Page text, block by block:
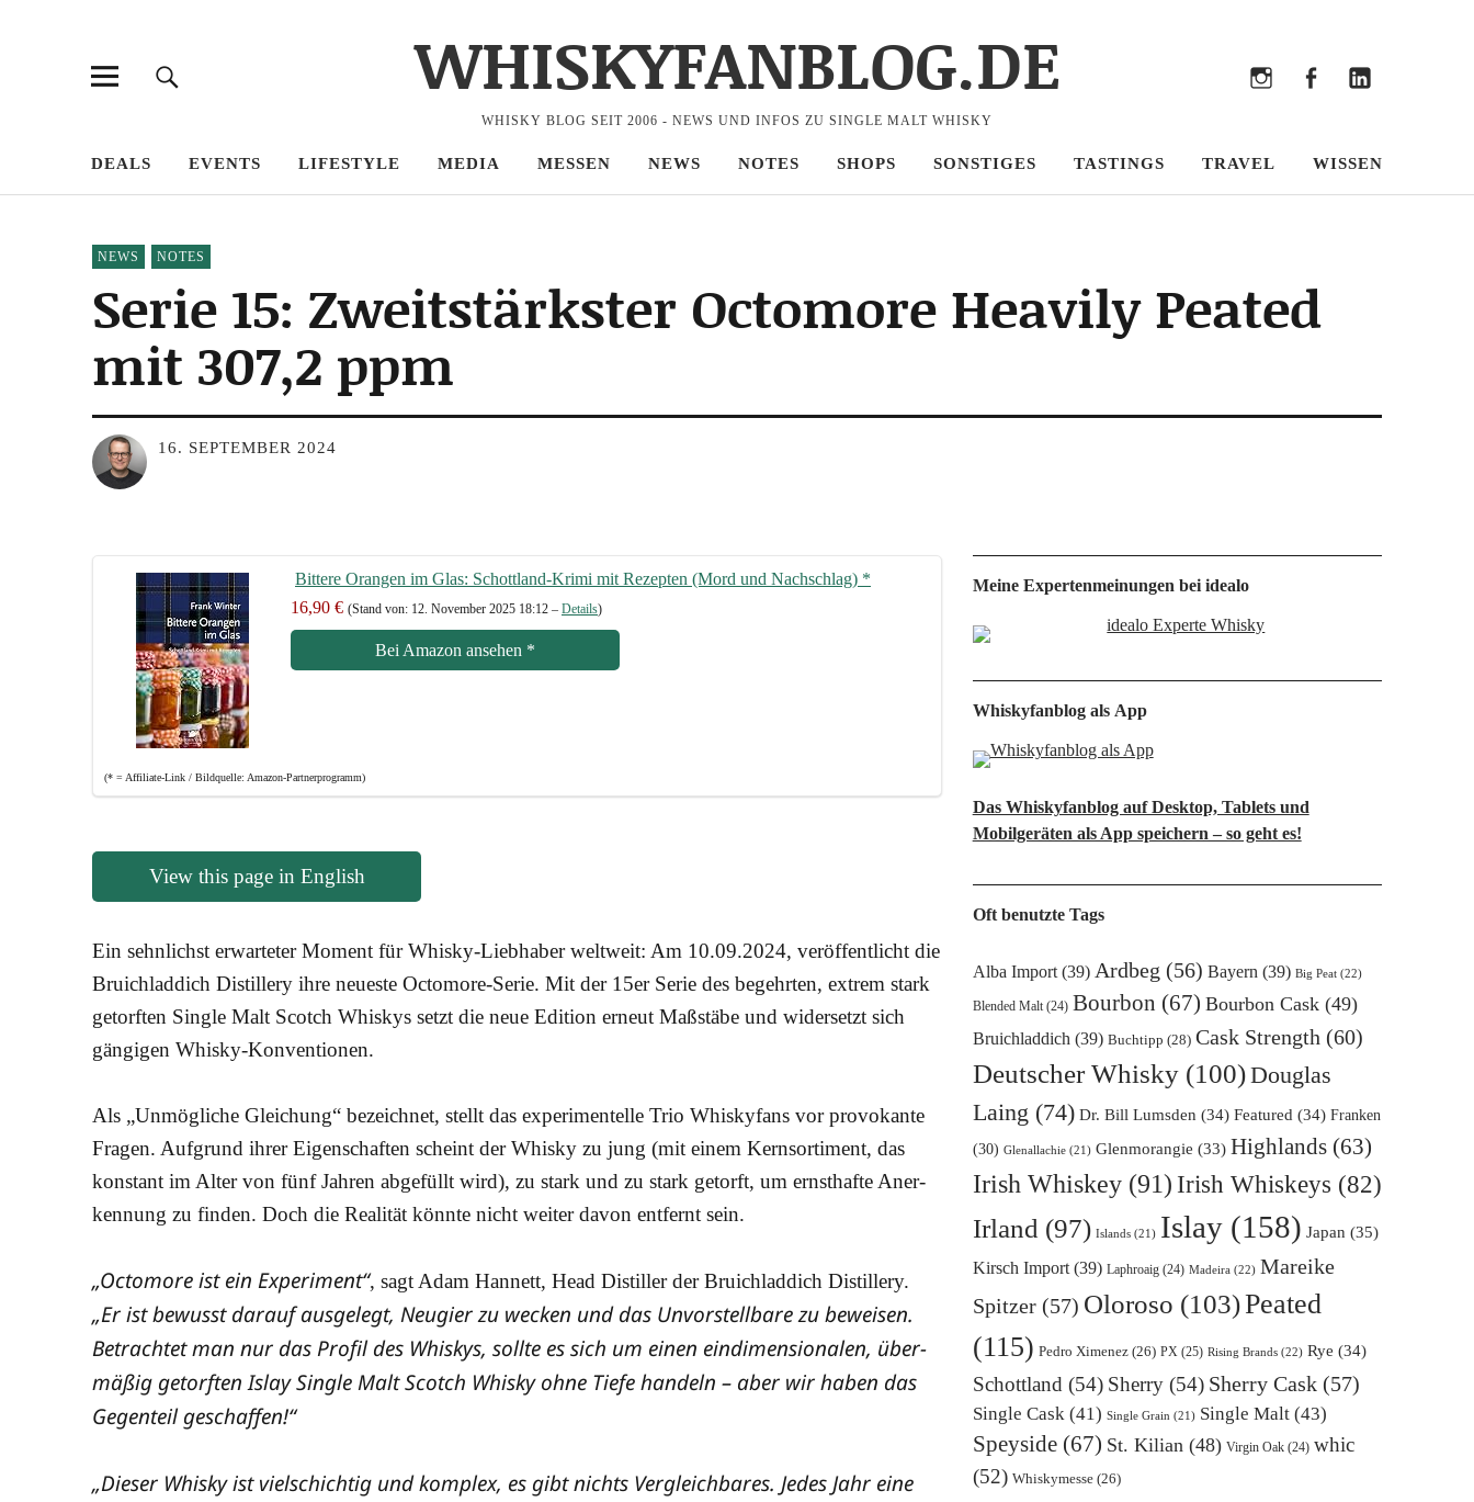
WHISKYFANBLOG.DE
WHISKY BLOG SEIT 2006 - NEWS UND INFOS ZU SINGLE MALT WHISKY
DEALS EVENTS LIFESTYLE MEDIA MESSEN NEWS NOTES SHOPS SONSTIGES TASTINGS TRAVEL WISSEN
NEWS NOTES
Serie 15: Zweitstärkster Octomore Heavily Peated
mit 307,2 ppm
16. SEPTEMBER 2024
Bit­te­re Oran­gen im Glas: Schott­land-Kri­mi mit Rezep­ten (Mord und Nach­schlag) *
16,90 € (Stand von: 12. Novem­ber 2025 18:12 – Details)
Bei Ama­zon anse­hen *
(* = Affi­lia­te-Link / Bild­quel­le: Amazon-Partnerprogramm)
View this page in English
Ein sehn­lichst erwar­te­ter Moment für Whis­ky-Lieb­ha­ber welt­weit: Am 10.09.2024, ver­öf­fent­licht die
Bruich­lad­dich Distil­lery ihre neu­es­te Octo­mo­re-Serie. Mit der 15er Serie des begehr­ten, extrem stark
getorf­ten Sin­gle Malt Scotch Whis­kys setzt die neue Edi­ti­on erneut Maß­stä­be und wider­setzt sich
gän­gi­gen Whisky-Konventionen.
Als „Unmög­li­che Glei­chung“ bezeich­net, stellt das expe­ri­men­tel­le Trio Whis­ky­fans vor pro­vo­kan­te
Fra­gen. Auf­grund ihrer Eigen­schaf­ten scheint der Whis­ky zu jung (mit einem Kern­sor­ti­ment, das
kon­stant im Alter von fünf Jah­ren abge­füllt wird), zu stark und zu stark getorft, um ernst­haf­te Aner­
ken­nung zu fin­den. Doch die Rea­li­tät könn­te nicht wei­ter davon ent­fernt sein.
„Octo­mo­re ist ein Expe­ri­ment“, sagt Adam Han­nett, Head Distil­ler der Bruich­lad­dich Distil­lery.
„Er ist bewusst dar­auf aus­ge­legt, Neu­gier zu wecken und das Unvor­stell­ba­re zu bewei­sen.
Betrach­tet man nur das Pro­fil des Whis­kys, soll­te es sich um einen ein­di­men­sio­na­len, über­
mä­ßig getorf­ten Islay Sin­gle Malt Scotch Whis­ky ohne Tie­fe han­deln – aber wir haben das
Gegen­teil geschaffen!“
„Die­ser Whis­ky ist viel­schich­tig und kom­plex, es gibt nichts Ver­gleich­ba­res. Jedes Jahr eine
Meine Expertenmeinungen bei idealo
Whiskyfanblog als App
Das Whiskyfanblog auf Desktop, Tablets und
Mobilgeräten als App speichern – so geht es!
Oft benutzte Tags
Alba Import(39) Ardbeg (56) Bayern(39) Big Peat(22)
Blended Malt(24) Bourbon (67) Bourbon Cask(49)
Bruichladdich(39) Buchtipp (28) Cask Strength (60)
Deutscher Whisky(100)Douglas
Laing (74) Dr. Bill Lumsden (34) Featured (34) Franken
(30) Glenallachie(21) Glenmorangie (33) Highlands(63)
Irish Whiskey(91) Irish Whiskeys (82)
Irland (97) Islands(21) Islay(158) Japan (35)
Kirsch Import(39) Laphroaig(24) Madeira(22) Mareike
Spitzer(57) Oloroso (103)Peated
(115) Pedro Ximenez(26) PX(25) Rising Brands(22) Rye (34)
Schottland (54) Sherry(54) Sherry Cask(57)
Single Cask(41) Single Grain (21) Single Malt(43)
Speyside(67) St. Kilian(48) Virgin Oak(24) whic
(52) Whiskymesse(26)